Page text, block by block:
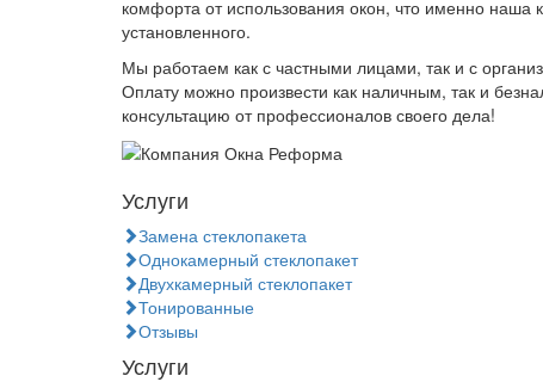
комфорта от использования окон, что именно наша
установленного.
Мы работаем как с частными лицами, так и с
Оплату можно произвести как наличным, так и
консультацию от профессионалов своего дела!
Услуги
Замена стеклопакета
Однокамерный стеклопакет
Двухкамерный стеклопакет
Тонированные
Отзывы
Услуги